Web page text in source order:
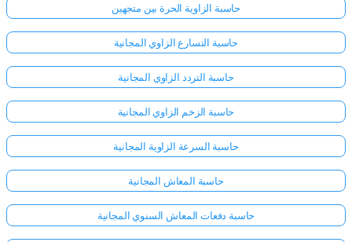
حاسبة الزاوية الحرة بين متجهين
حاسبة التسارع الزاوي المجانية
حاسبة التردد الزاوي المجانية
حاسبة الزخم الزاوي المجانية
حاسبة السرعة الزاوية المجانية
حاسبة المعاش المجانية
حاسبة دفعات المعاش السنوي المجانية